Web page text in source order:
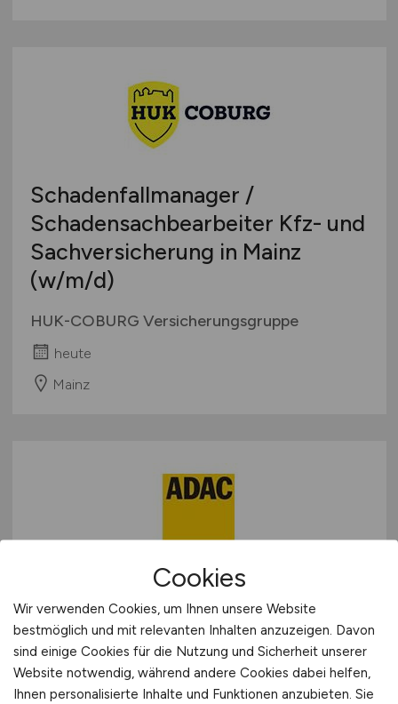
Schadenfallmanager /
Schadensachbearbeiter Kfz- und
Sachversicherung in Mainz
(w/m/d)
HUK-COBURG Versicherungsgruppe
heute
Mainz
Vertriebsmitarbeiter
Mitgliedschaft und Versicherung
(w/m/d)
ADAC Nordbaden e.V.
Cookies
Wir verwenden Cookies, um Ihnen unsere Website
bestmöglich und mit relevanten Inhalten anzuzeigen. Davon
sind einige Cookies für die Nutzung und Sicherheit unserer
Website notwendig, während andere Cookies dabei helfen,
Ihnen personalisierte Inhalte und Funktionen anzubieten. Sie